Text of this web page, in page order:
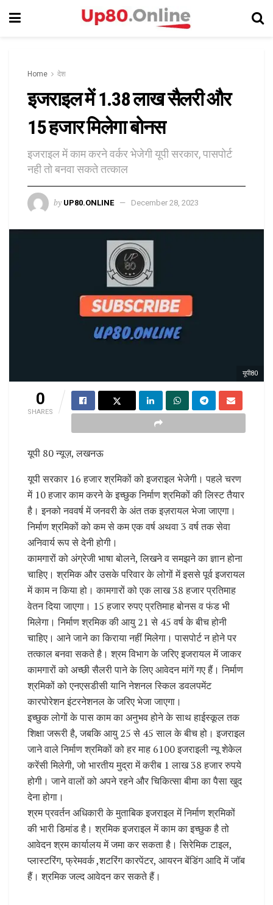
Home देश
इजराइल में 1.38 लाख सैलरी और
15 हजार मिलेगा बोनस
इजराइल में काम करने वर्कर भेजेगी यूपी सरकार, पासपोर्ट
नही तो बनवा सकते तत्काल
by UP80.ONLINE December 28, 2023
यूपी80
0
SHARES
यूपी 80 न्यूज़, लखनऊ
यूपी सरकार 16 हजार श्रमिकों को इजराइल भेजेगी। पहले चरण
में 10 हजार काम करने के इच्छुक निर्माण श्रमिकों की लिस्ट तैयार
है। इनको नववर्ष में जनवरी के अंत तक इज़रायल भेजा जाएगा।
निर्माण श्रमिकों को कम से कम एक वर्ष अथवा 3 वर्ष तक सेवा
अनिवार्य रूप से देनी होगी।
कामगारों को अंग्रेजी भाषा बोलने, लिखने व समझने का ज्ञान होना
चाहिए। श्रमिक और उसके परिवार के लोगों में इससे पूर्व इजरायल
में काम न किया हो। कामगारों को एक लाख 38 हजार प्रतिमाह
वेतन दिया जाएगा। 15 हजार रुपए प्रतिमाह बोनस व फंड भी
मिलेगा। निर्माण श्रमिक की आयु 21 से 45 वर्ष के बीच होनी
चाहिए। आने जाने का किराया नहीं मिलेगा। पासपोर्ट न होने पर
तत्काल बनवा सकते है। श्रम विभाग के जरिए इजरायल में जाकर
कामगारों को अच्छी सैलरी पाने के लिए आवेदन मांगें गए हैं। निर्माण
श्रमिकों को एनएसडीसी यानि नेशनल स्किल डवलपमेंट
कारपोरेशन इंटरनेशनल के जरिए भेजा जाएगा।
इच्छुक लोगों के पास काम का अनुभव होने के साथ हाईस्कूल तक
शिक्षा जरूरी है, जबकि आयु 25 से 45 साल के बीच हो। इजराइल
जाने वाले निर्माण श्रमिकों को हर माह 6100 इजराइली न्यू शेकेल
करेंसी मिलेगी, जो भारतीय मुद्रा में करीब 1 लाख 38 हजार रुपये
होगी। जाने वालों को अपने रहने और चिकित्सा बीमा का पैसा खुद
देना होगा।
श्रम प्रवर्तन अधिकारी के मुताबिक इजराइल में निर्माण श्रमिकों
की भारी डिमांड है। श्रमिक इजराइल में काम का इच्छुक है तो
आवेदन श्रम कार्यालय में जमा कर सकता है। सिरेमिक टाइल,
प्लास्टरिंग, फ्रेमवर्क ,शटरिंग कारपेंटर, आयरन बेंडिंग आदि में जॉब
हैं। श्रमिक जल्द आवेदन कर सकते हैं।